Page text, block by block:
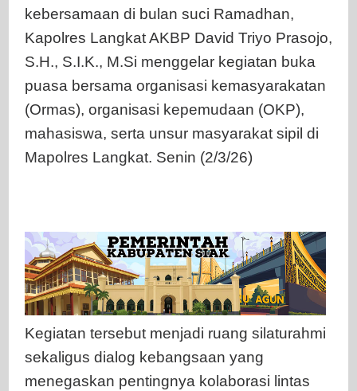
kebersamaan di bulan suci Ramadhan,
Kapolres Langkat AKBP David Triyo Prasojo,
S.H., S.I.K., M.Si menggelar kegiatan buka
puasa bersama organisasi kemasyarakatan
(Ormas), organisasi kepemudaan (OKP),
mahasiswa, serta unsur masyarakat sipil di
Mapolres Langkat. Senin (2/3/26)
Kegiatan tersebut menjadi ruang silaturahmi
sekaligus dialog kebangsaan yang
menegaskan pentingnya kolaborasi lintas